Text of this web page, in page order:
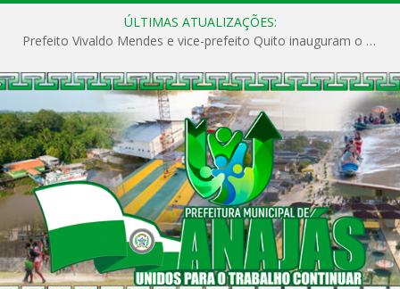
ÚLTIMAS ATUALIZAÇÕES:
Prefeito Vivaldo Mendes e vice-prefeito Quito inauguram o CAPS e fortalecem a saúde pública em Anajás.